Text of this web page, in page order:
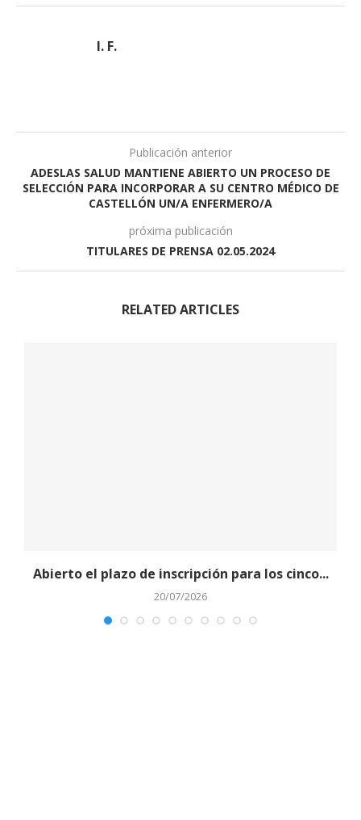
I. F.
Publicación anterior
ADESLAS SALUD MANTIENE ABIERTO UN PROCESO DE
SELECCIÓN PARA INCORPORAR A SU CENTRO MÉDICO DE
CASTELLÓN UN/A ENFERMERO/A
próxima publicación
TITULARES DE PRENSA 02.05.2024
RELATED ARTICLES
Abierto el plazo de inscripción para los cinco...
20/07/2026